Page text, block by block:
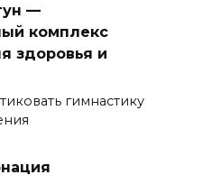
—
комплекс
здоровья и
гимнастику